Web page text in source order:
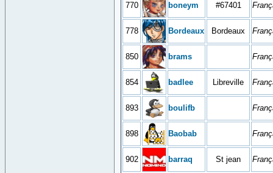
770 boneym #67401
778 Bordeaux Bordeaux
850 brams
854 badlee Libreville
893 boulifb
898 Baobab
902 barraq St jean